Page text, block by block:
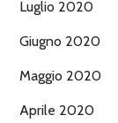
Luglio 2020
Giugno 2020
Maggio 2020
Aprile 2020